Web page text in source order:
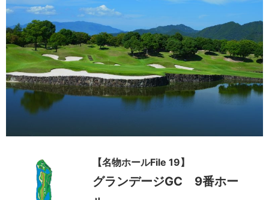
【名物ホールFile 19】
グランデージGC 9番ホー